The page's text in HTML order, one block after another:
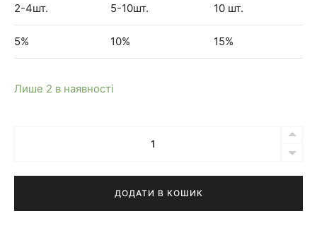
2-4шт. 5-10шт. 10 шт.
5% 10% 15%
Лише 2 в наявності
біле
ДОДАТИ В КОШИК